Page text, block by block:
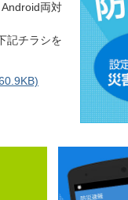
両対
記チラシを